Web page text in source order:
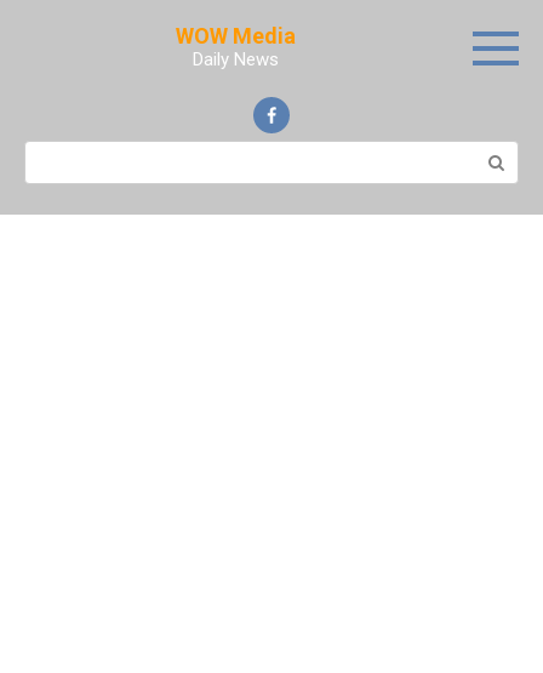
WOW Media
Daily News
Search: